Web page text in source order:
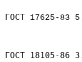
ГОСТ 17625-83
ГОСТ 18105-